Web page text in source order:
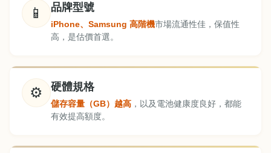
📱 品牌型號
iPhone、Samsung 高階機市場流通性佳，保值性
高，是估價首選。
⚙️ 硬體規格
儲存容量（GB）越高 ，以及電池健康度良好，都能
有效提高額度。